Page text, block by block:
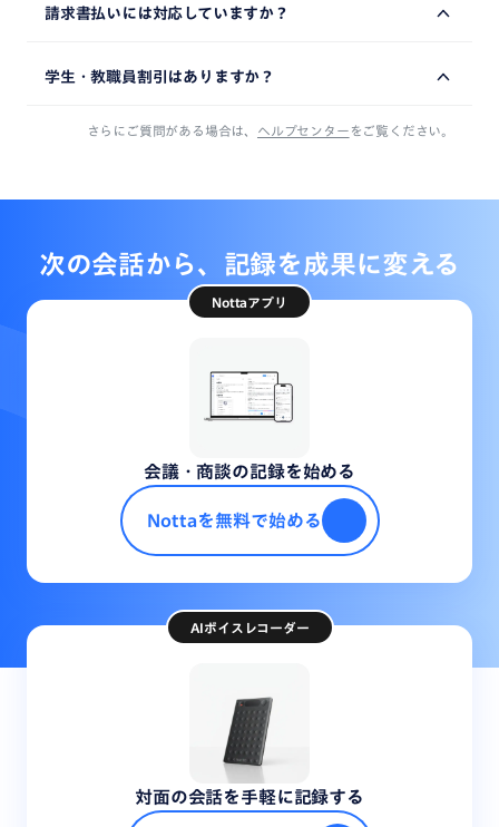
認証も取得しています。
タは送信時・保存時ともに多重暗号化されるため、業務担
きません。
リ版では、Apple IDまたはGoogle Playを利用した決済もご
えております。料金プランや機能比較、導入サポートな
守体制を整え、システムの安定運用とお客様の情報セキュ
請求書払いには対応していますか？
利用いただけます。
学生・教職員割引はありますか？
いただくと、50%割引をご利用できます。お申込方法の詳
さらにご質問がある場合は、 ヘルプセンター をご覧ください。
次の会話から、記録を成果に変える
Nottaアプリ
会議・商談の記録を始める
Nottaを無料で始める
AIボイスレコーダー
対面の会話を手軽に記録する